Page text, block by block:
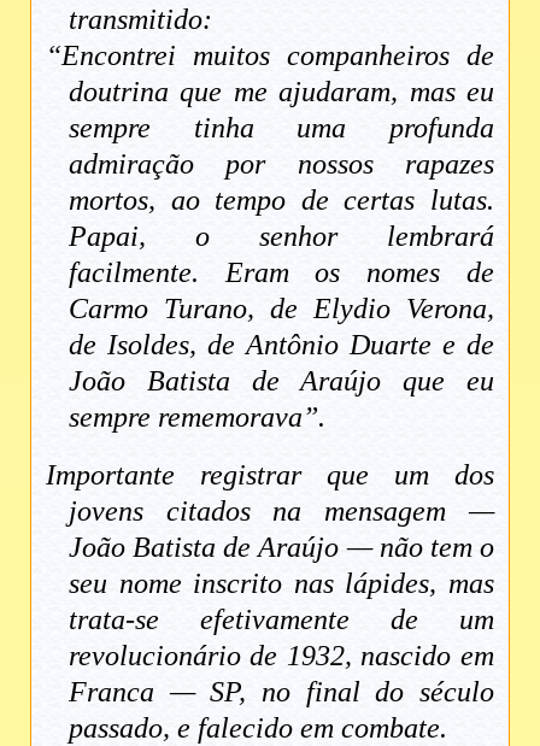
transmitido:
“Encontrei muitos companheiros de
doutrina que me ajudaram, mas eu
sempre tinha uma profunda
admiração por nossos rapazes
mortos, ao tempo de certas lutas.
Papai, o senhor lembrará
facilmente. Eram os nomes de
Carmo Turano, de Elydio Verona,
de Isoldes, de Antônio Duarte e de
João Batista de Araújo que eu
sempre rememorava”.
Importante registrar que um dos
jovens citados na mensagem —
João Batista de Araújo — não tem o
seu nome inscrito nas lápides, mas
trata-se efetivamente de um
revolucionário de 1932, nascido em
Franca — SP, no final do século
passado, e falecido em combate.